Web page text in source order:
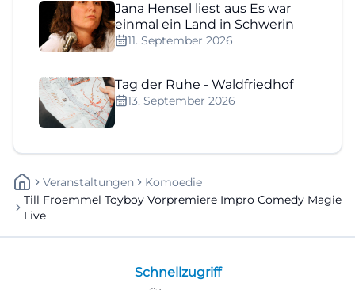
Jana Hensel liest aus Es war
einmal ein Land in Schwerin
11. September 2026
Tag der Ruhe - Waldfriedhof
13. September 2026
Veranstaltungen
Komoedie
Till Froemmel Toyboy Vorpremiere Impro Comedy Magie
Live
Schnellzugriff